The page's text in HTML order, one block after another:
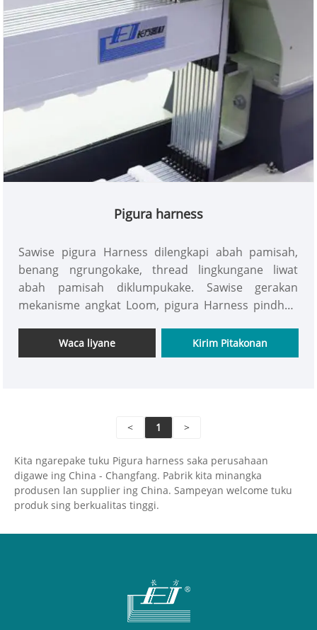
Pigura harness
Sawise pigura Harness dilengkapi abah pamisah,
benang ngrungokake, thread lingkungane liwat
abah pamisah diklumpukake. Sawise gerakan
mekanisme angkat Loom, pigura Harness pindhah
ngeculake, nggawe bukaan sing dilapis. Iki ngidini
benang benang kanggo ngliwati benang pemanis,
Waca liyane Kirim Pitakonan
< 1 >
Kita ngarepake tuku Pigura harness saka perusahaan
digawe ing China - Changfang. Pabrik kita minangka
produsen lan supplier ing China. Sampeyan welcome tuku
produk sing berkualitas tinggi.